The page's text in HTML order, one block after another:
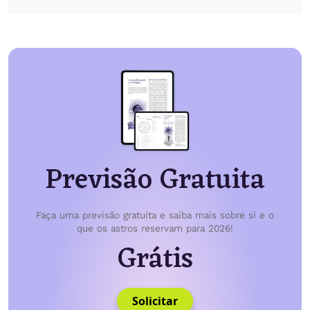
Previsão Gratuita
Faça uma previsão gratuita e saiba mais sobre si e o
que os astros reservam para 2026!
Grátis
Solicitar